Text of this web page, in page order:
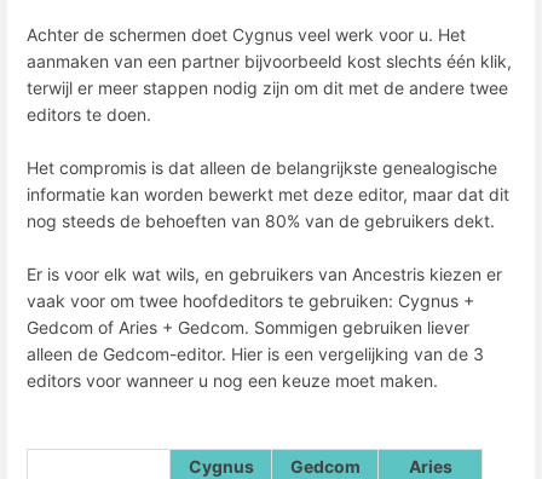
Achter de schermen doet Cygnus veel werk voor u. Het
aanmaken van een partner bijvoorbeeld kost slechts één klik,
terwijl er meer stappen nodig zijn om dit met de andere twee
editors te doen.
Het compromis is dat alleen de belangrijkste genealogische
informatie kan worden bewerkt met deze editor, maar dat dit
nog steeds de behoeften van 80% van de gebruikers dekt.
Er is voor elk wat wils, en gebruikers van Ancestris kiezen er
vaak voor om twee hoofdeditors te gebruiken: Cygnus +
Gedcom of Aries + Gedcom. Sommigen gebruiken liever
alleen de Gedcom-editor. Hier is een vergelijking van de 3
editors voor wanneer u nog een keuze moet maken.
Cygnus Gedcom
Aries